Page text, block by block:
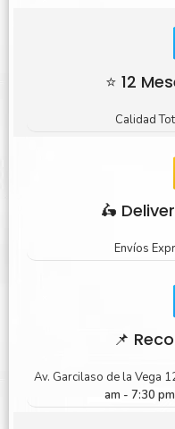
⭐ 12
Calidad
🛵
Envíos
📌
Av. Garcilaso de la Vega
am - 7:30